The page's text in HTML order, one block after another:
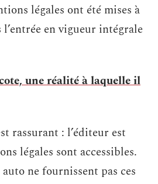
légales ont été mises à
en vigueur intégrale
une réalité à laquelle il
rassurant : l’éditeur est
légales sont accessibles.
ne fournissent pas ces